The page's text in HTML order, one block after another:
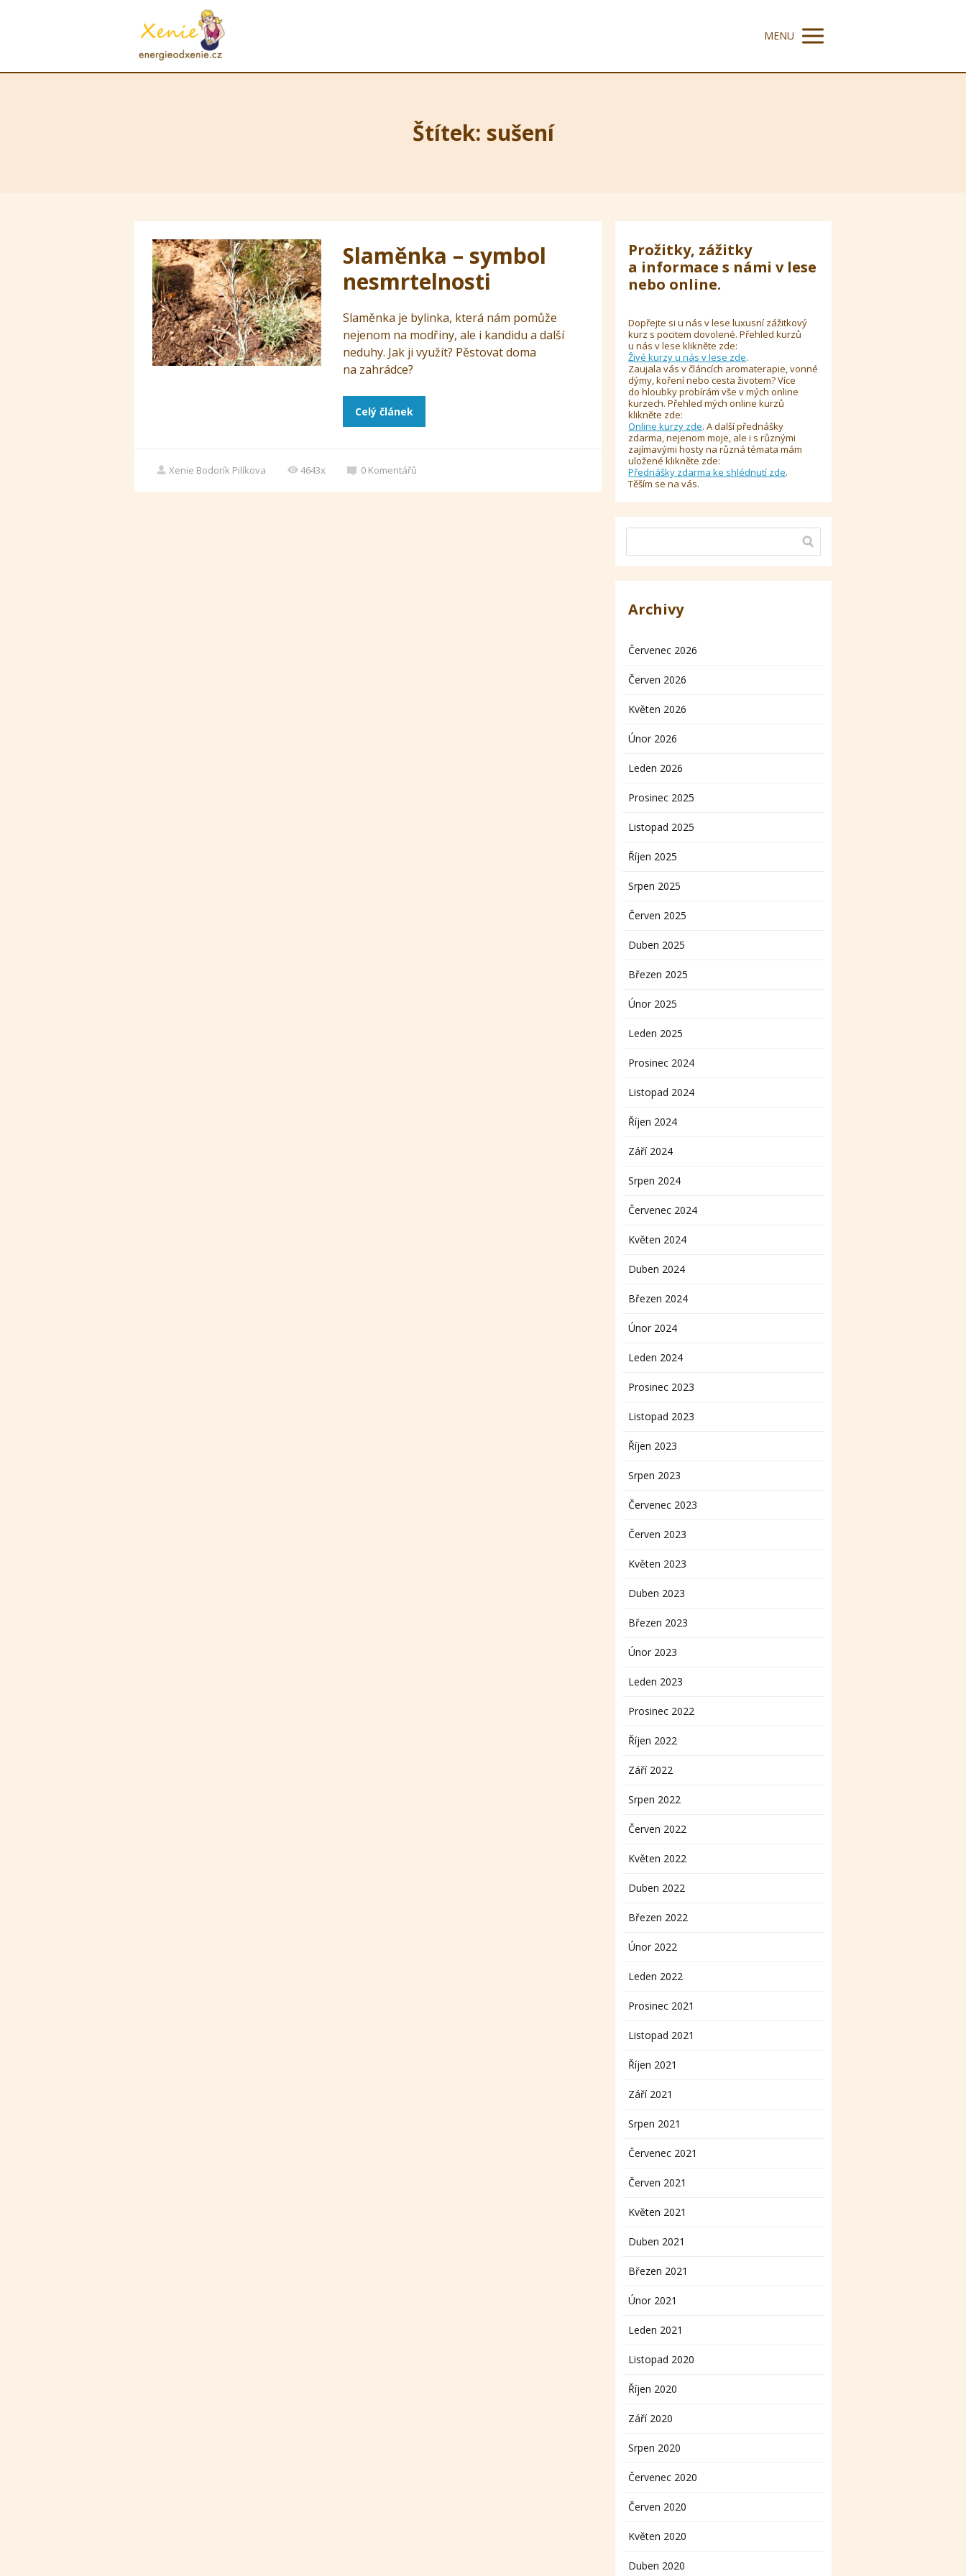
MENU
Štítek: sušení
Slaměnka – symbol
nesmrtelnosti
Slaměnka je bylinka, která nám pomůže
nejenom na modřiny, ale i kandidu a další
neduhy. Jak ji využít? Pěstovat doma
na zahrádce?
Celý článek
Xenie Bodorík Pilíkova 4643x 0 Komentářů
Prožitky, zážitky
a informace s námi v lese
nebo online.
Dopřejte si u nás v lese luxusní zážitkový
kurz s pocitem dovolené. Přehled kurzů
u nás v lese klikněte zde:
Živé kurzy u nás v lese zde.
Zaujala vás v článcích aromaterapie, vonné
dýmy, koření nebo cesta životem? Více
do hloubky probírám vše v mých online
kurzech. Přehled mých online kurzů
klikněte zde:
Online kurzy zde. A další přednášky
zdarma, nejenom moje, ale i s různými
zajímavými hosty na různá témata mám
uložené klikněte zde:
Přednášky zdarma ke shlédnutí zde.
Těším se na vás.
Archivy
Červenec 2026
Červen 2026
Květen 2026
Únor 2026
Leden 2026
Prosinec 2025
Listopad 2025
Říjen 2025
Srpen 2025
Červen 2025
Duben 2025
Březen 2025
Únor 2025
Leden 2025
Prosinec 2024
Listopad 2024
Říjen 2024
Září 2024
Srpen 2024
Červenec 2024
Květen 2024
Duben 2024
Březen 2024
Únor 2024
Leden 2024
Prosinec 2023
Listopad 2023
Říjen 2023
Srpen 2023
Červenec 2023
Červen 2023
Květen 2023
Duben 2023
Březen 2023
Únor 2023
Leden 2023
Prosinec 2022
Říjen 2022
Září 2022
Srpen 2022
Červen 2022
Květen 2022
Duben 2022
Březen 2022
Únor 2022
Leden 2022
Prosinec 2021
Listopad 2021
Říjen 2021
Září 2021
Srpen 2021
Červenec 2021
Červen 2021
Květen 2021
Duben 2021
Březen 2021
Únor 2021
Leden 2021
Listopad 2020
Říjen 2020
Září 2020
Srpen 2020
Červenec 2020
Červen 2020
Květen 2020
Duben 2020